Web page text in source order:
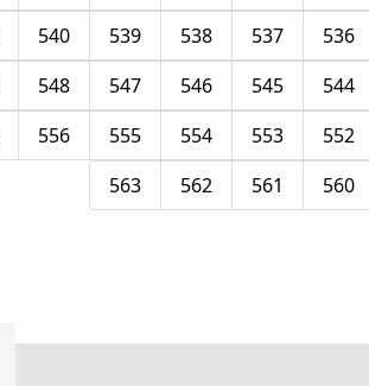
536
537
538
539
540
544
545
546
547
548
552
553
554
555
556
560
561
562
563